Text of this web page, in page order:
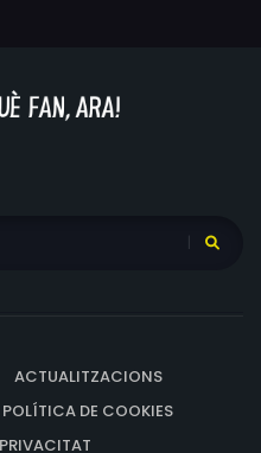
ACTUALITZACIONS
POLÍTICA DE COOKIES